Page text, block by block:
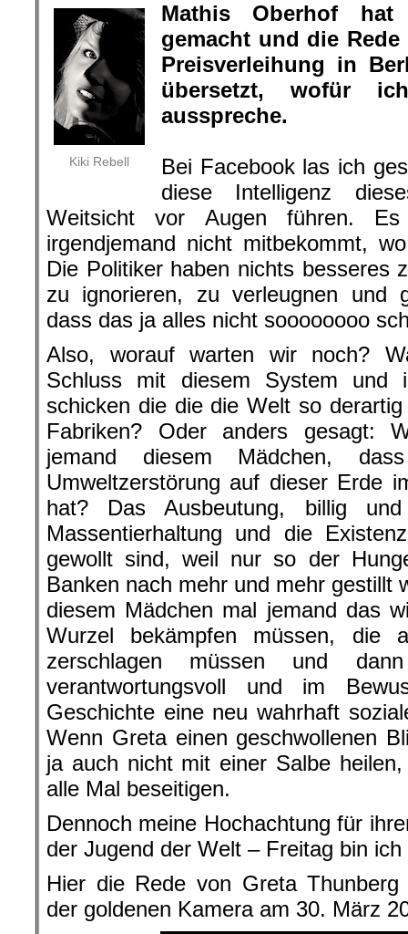
Kiki Rebell
Mathis Oberhof
gemacht und die
Preisverleihung in
übersetzt, wofür
ausspreche.
Bei Facebook las ich
diese Intelligenz
Weitsicht vor Augen führen.
irgendjemand nicht mitbekommt,
Die Politiker haben nichts besseres
zu ignorieren, zu verleugnen und
dass das ja alles nicht soooooooo
Also, worauf warten wir noch?
Schluss mit diesem System und
schicken die die die Welt so
Fabriken? Oder anders gesagt:
jemand diesem Mädchen,
Umweltzerstörung auf dieser Erde
hat? Das Ausbeutung, billig und
Massentierhaltung und die
gewollt sind, weil nur so der
Banken nach mehr und mehr gestillt
diesem Mädchen mal jemand das
Wurzel bekämpfen müssen, die
zerschlagen müssen und
verantwortungsvoll und im
Geschichte eine neu wahrhaft
Wenn Greta einen geschwollenen
ja auch nicht mit einer Salbe
alle Mal beseitigen.
Dennoch meine Hochachtung für
der Jugend der Welt – Freitag bin
Hier die Rede von Greta Thunberg
der goldenen Kamera am 30. März